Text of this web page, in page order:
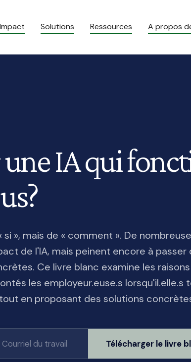
Impact Solutions Ressources A propos
IA qui
», mais de « comment ». De
de l'IA, mais peinent encore à passer
Ce livre blanc examine les
les employeur.euse.s lorsqu'il.elle.s
en proposant des solutions
Télécharger le livre